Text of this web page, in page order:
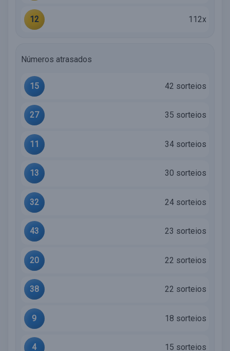
12 112x
Números atrasados
15 42 sorteios
27 35 sorteios
11 34 sorteios
13 30 sorteios
32 24 sorteios
43 23 sorteios
20 22 sorteios
38 22 sorteios
9 18 sorteios
4 15 sorteios